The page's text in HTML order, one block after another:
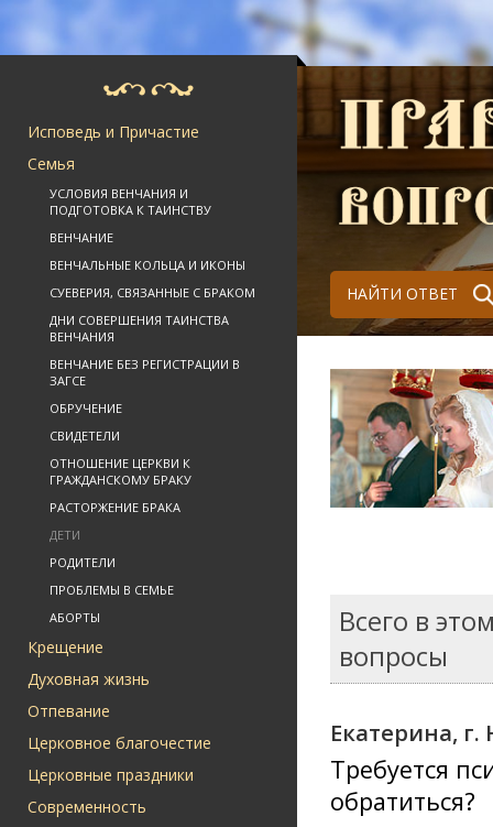
Исповедь и Причастие
Семья
УСЛОВИЯ ВЕНЧАНИЯ И
ПОДГОТОВКА К ТАИНСТВУ
ВЕНЧАНИЕ
ВЕНЧАЛЬНЫЕ КОЛЬЦА И ИКОНЫ
СУЕВЕРИЯ, СВЯЗАННЫЕ С БРАКОМ
ДНИ СОВЕРШЕНИЯ ТАИНСТВА
ВЕНЧАНИЯ
ВЕНЧАНИЕ БЕЗ РЕГИСТРАЦИИ В
ЗАГСЕ
ОБРУЧЕНИЕ
СВИДЕТЕЛИ
ОТНОШЕНИЕ ЦЕРКВИ К
ГРАЖДАНСКОМУ БРАКУ
РАСТОРЖЕНИЕ БРАКА
ДЕТИ
РОДИТЕЛИ
ПРОБЛЕМЫ В СЕМЬЕ
АБОРТЫ
Крещение
Духовная жизнь
Отпевание
Церковное благочестие
Церковные праздники
Современность
НАЙТИ ОТВЕТ
Всего в
вопросы
Екатерина,
Требуется
обратиться?